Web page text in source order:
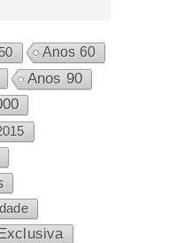
Anos 60
Anos 90